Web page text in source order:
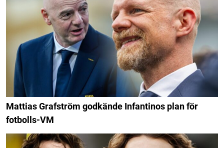
Mattias Grafström godkände Infantinos plan för
fotbolls-VM